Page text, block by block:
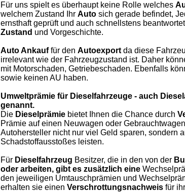
Für uns spielt es überhaupt keine Rolle welches
welchem Zustand Ihr Auto sich gerade befindet,
ernsthaft geprüft und auch schnellstens
Zustand und Vorgeschichte.
Auto Ankauffür den Autoexport da diese
irrelevant wie der Fahrzeugzustand ist. Daher
mit Motorschaden, Getriebeschaden. Ebenfalls
sowie keinen AU haben.
Umweltprämie für Dieselfahrzeuge - auch
genannt.
Die Dieselprämie bietet Ihnen die Chance durch
Prämie auf einen Neuwagen oder
Autohersteller nicht nur viel Geld sparen, sondern
Schadstoffausstoßes leisten.
Für Dieselfahrzeug Besitzer, die in den von der
oder arbeiten, gibt es zusätzlich eine
den jeweiligen Umtauschprämien und
erhalten sie einen Verschrottungsnachweis für